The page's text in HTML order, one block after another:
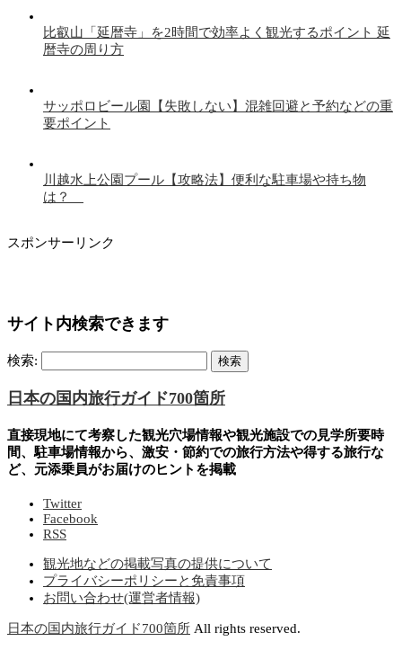
比叡山「延暦寺」を2時間で効率よく観光するポイント 延
暦寺の周り方
サッポロビール園【失敗しない】混雑回避と予約などの重
要ポイント
川越水上公園プール【攻略法】便利な駐車場や持ち物
は？
スポンサーリンク
サイト内検索できます
検索:
日本の国内旅行ガイド700箇所
直接現地にて考察した観光穴場情報や観光施設での見学所要時
間、駐車場情報から、激安・節約での旅行方法や得する旅行な
ど、元添乗員がお届けのヒントを掲載
Twitter
Facebook
RSS
観光地などの掲載写真の提供について
プライバシーポリシーと免責事項
お問い合わせ(運営者情報)
日本の国内旅行ガイド700箇所 All rights reserved.